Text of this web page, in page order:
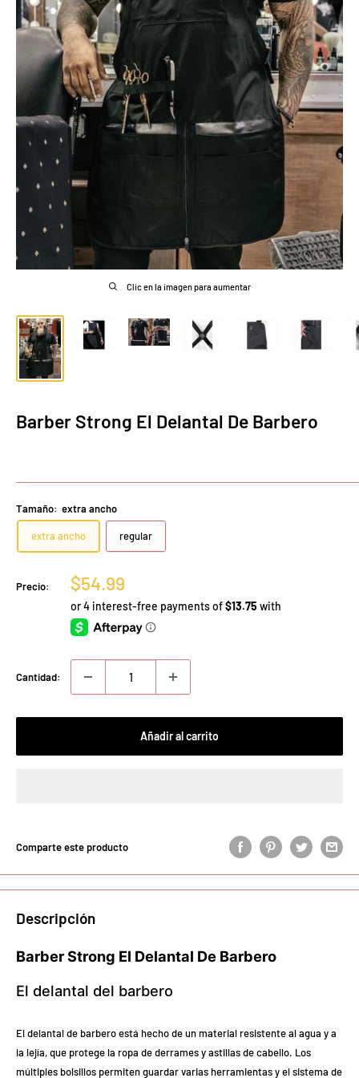
Clic en la imagen para aumentar
Barber Strong El Delantal De Barbero
Tamaño: extra ancho
extra ancho regular
Precio:
Precio
de
venta
$54.99
Cantidad:
Añadir al carrito
Comparte este producto
Descripción
Barber Strong El Delantal De Barbero
El delantal del barbero
El delantal de barbero está hecho de un material resistente al agua y a
la lejía, que protege la ropa de derrames y astillas de cabello. Los
múltiples bolsillos permiten guardar varias herramientas y el sistema de